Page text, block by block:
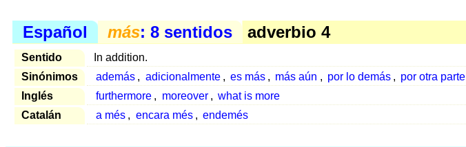
Español más: 8 sentidos adverbio 4
Sentido
In addition.
Sinónimos
además , adicionalmente , es más , más aún , por lo demás , por otra parte
Inglés
furthermore , moreover , what is more
Catalán
a més , encara més , endemés